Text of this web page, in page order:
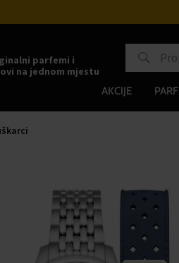
parfemi i
na jednom mjestu
AKCIJE